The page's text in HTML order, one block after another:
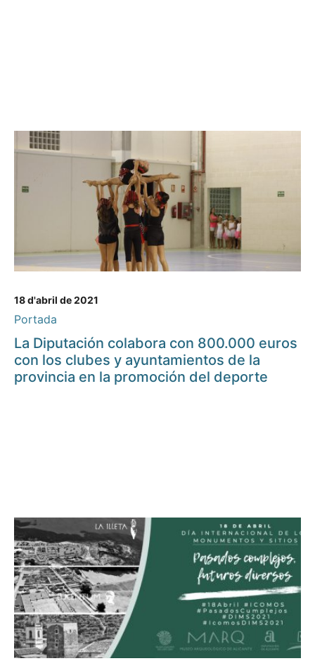
18 d'abril de 2021
Portada
La Diputación colabora con 800.000 euros
con los clubes y ayuntamientos de la
provincia en la promoción del deporte